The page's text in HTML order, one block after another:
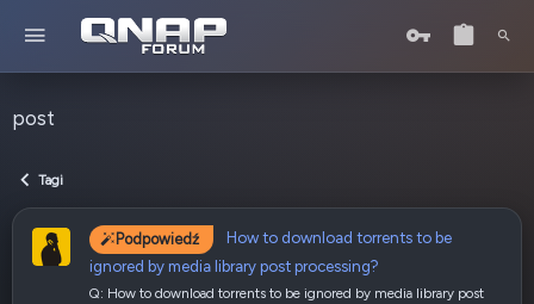
post
Tagi
Podpowiedź
How to download torrents to be
ignored by media library post processing?
Q: How to download torrents to be ignored by media library post